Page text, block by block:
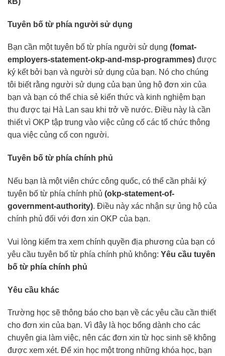
Tuyên bố từ phía người sử dụng
Bạn cần một tuyên bố từ phía người sử dụng (fomat-
employers-statement-okp-and-msp-programmes) được
ký kết bởi bạn và người sử dụng của bạn. Nó cho chúng
tôi biết rằng người sử dụng của bạn ủng hộ đơn xin của
bạn và bạn có thể chia sẻ kiến thức và kinh nghiệm bạn
thu được tại Hà Lan sau khi trở về nước. Điều này là cần
thiết vì OKP tập trung vào việc củng cố các tổ chức thông
qua việc củng cố con người.
Tuyên bố từ phía chính phủ
Nếu bạn là một viên chức công quốc, có thể cần phải ký
tuyên bố từ phía chính phủ (okp-statement-of-
government-authority). Điều này xác nhận sự ủng hộ của
chính phủ đối với đơn xin OKP của bạn.
Vui lòng kiểm tra xem chính quyền địa phương của bạn có
yêu cầu tuyên bố từ phía chính phủ không: Yêu cầu tuyên
bố từ phía chính phủ
Yêu cầu khác
Trường học sẽ thông báo cho bạn về các yêu cầu cần thiết
cho đơn xin của bạn. Vì đây là học bổng dành cho các
chuyên gia làm việc, nên các đơn xin từ học sinh sẽ không
được xem xét. Để xin học một trong những khóa học, bạn